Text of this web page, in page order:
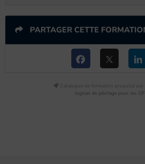
PARTAGER CETTE
Catalogue de formation propulsé par
logiciel de pilotage pour les OF